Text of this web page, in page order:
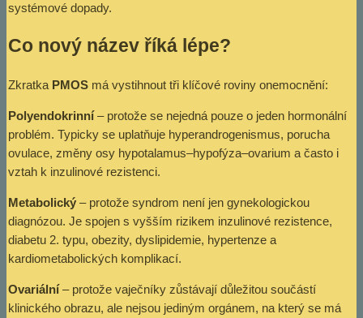
systémové dopady.
Co nový název říká lépe?
Zkratka PMOS má vystihnout tři klíčové roviny onemocnění:
Polyendokrinní– protože se nejedná pouze o jeden hormonální
problém. Typicky se uplatňuje hyperandrogenismus, porucha
ovulace, změny osy hypotalamus–hypofýza–ovarium a často i
vztah k inzulinové rezistenci.
Metabolický – protože syndrom není jen gynekologickou
diagnózou. Je spojen s vyšším rizikem inzulinové rezistence,
diabetu 2. typu, obezity, dyslipidemie, hypertenze a
kardiometabolických komplikací.
Ovariální– protože vaječníky zůstávají důležitou součástí
klinického obrazu, ale nejsou jediným orgánem, na který se má